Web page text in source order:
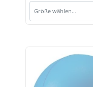
Größe wählen…